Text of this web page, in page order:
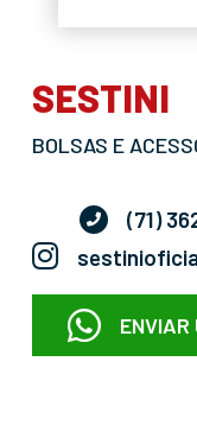
SESTINI
BOLSAS E
(71)